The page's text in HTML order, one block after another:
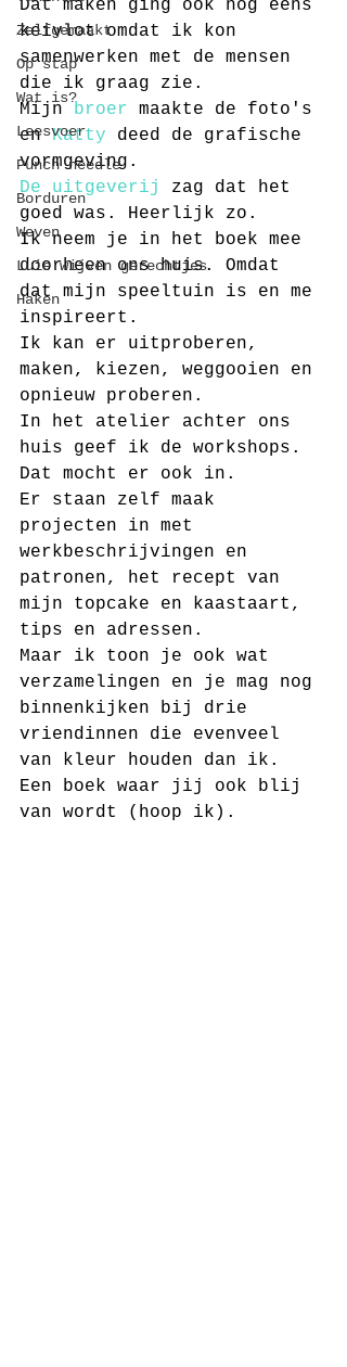
Zelfgemaakt
Op stap
Wat is?
Leesvoer
Punch needle
Borduren
Weven
Luie wijven gerechtjes
Haken
Dat maken ging ook nog eens
keivlot omdat ik kon
samenwerken met de mensen
die ik graag zie.
Mijn broer maakte de foto's
en Katty deed de grafische
vormgeving.
De uitgeverij
zag dat het
goed was. Heerlijk zo.
Ik neem je in het boek mee
doorheen ons huis. Omdat
dat mijn speeltuin is en me
inspireert.
Ik kan er uitproberen,
maken, kiezen, weggooien en
opnieuw proberen.
In het atelier achter ons
huis geef ik de workshops.
Dat mocht er ook in.
Er staan zelf maak
projecten in met
werkbeschrijvingen en
patronen, het recept van
mijn topcake en kaastaart,
tips en adressen.
Maar ik toon je ook wat
verzamelingen en je mag nog
binnenkijken bij drie
vriendinnen die evenveel
van kleur houden dan ik.
Een boek waar jij ook blij
van wordt (hoop ik).